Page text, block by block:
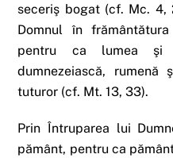
seceriş bogat (cf. Mc.
Domnul în
pentru ca lumea şi
dumnezeiască,
tuturor (cf. Mt. 13, 33).
Prin Întruparea lui
pământ, pentru ca